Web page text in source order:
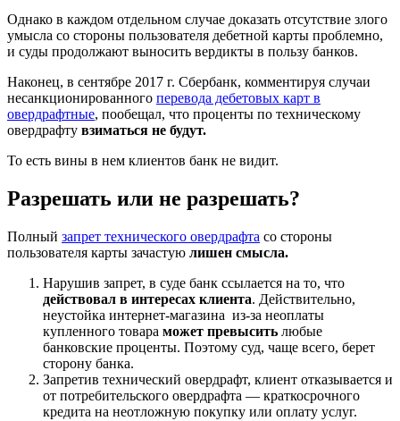
Однако в каждом отдельном случае доказать отсутствие злого
умысла со стороны пользователя дебетной карты проблемно,
и суды продолжают выносить вердикты в пользу банков.
Наконец, в сентябре 2017 г. Сбербанк, комментируя случаи
несанкционированного перевода дебетовых карт в
овердрафтные, пообещал, что проценты по техническому
овердрафту взиматься не будут.
То есть вины в нем клиентов банк не видит.
Разрешать или не разрешать?
Полный запрет технического овердрафта со стороны
пользователя карты зачастую лишен смысла.
Нарушив запрет, в суде банк ссылается на то, что
действовал в интересах клиента. Действительно,
неустойка интернет-магазина из-за неоплаты
купленного товара может превысить любые
банковские проценты. Поэтому суд, чаще всего, берет
сторону банка.
Запретив технический овердрафт, клиент отказывается и
от потребительского овердрафта — краткосрочного
кредита на неотложную покупку или оплату услуг.